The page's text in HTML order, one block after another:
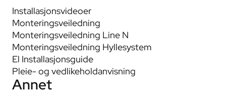
Installasjonsvideoer
Monteringsveiledning
Monteringsveiledning Line N
Monteringsveiledning Hyllesystem
El Installasjonsguide
Pleie- og vedlikeholdanvisning
Annet